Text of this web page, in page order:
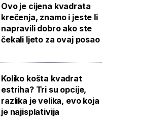
Ovo je cijena kvadrata
krečenja, znamo i jeste li
napravili dobro ako ste
čekali ljeto za ovaj posao
Koliko košta kvadrat
estriha? Tri su opcije,
razlika je velika, evo koja
je najisplativija